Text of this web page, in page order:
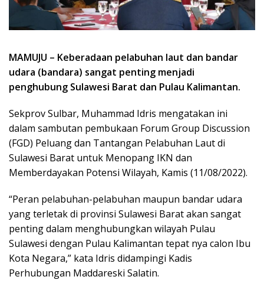
MAMUJU – Keberadaan pelabuhan laut dan bandar
udara (bandara) sangat penting menjadi
penghubung Sulawesi Barat dan Pulau Kalimantan.
Sekprov Sulbar, Muhammad Idris mengatakan ini
dalam sambutan pembukaan Forum Group Discussion
(FGD) Peluang dan Tantangan Pelabuhan Laut di
Sulawesi Barat untuk Menopang IKN dan
Memberdayakan Potensi Wilayah, Kamis (11/08/2022).
“Peran pelabuhan-pelabuhan maupun bandar udara
yang terletak di provinsi Sulawesi Barat akan sangat
penting dalam menghubungkan wilayah Pulau
Sulawesi dengan Pulau Kalimantan tepat nya calon Ibu
Kota Negara,” kata Idris didampingi Kadis
Perhubungan Maddareski Salatin.